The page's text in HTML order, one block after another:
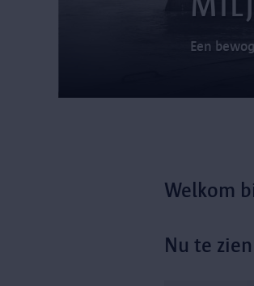
Een
Welkom
Nu te zien